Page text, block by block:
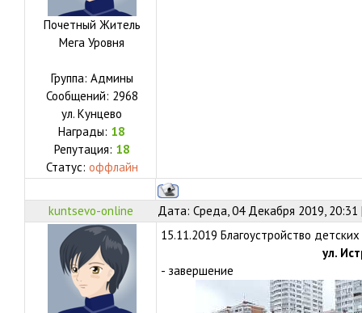
Почетный Житель
Мега Уровня
Группа: Админы
Сообщений: 2968
ул. Кунцево
Награды: 18
Репутация: 18
Статус: оффлайн
kuntsevo-online Дата: Среда, 04 Декабря 2019,
15.11.2019 Благоустройство
ул.
- завершение